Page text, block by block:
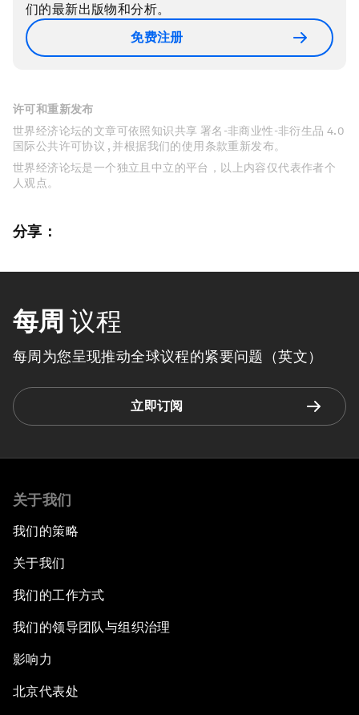
们的最新出版物和分析。
免费注册
许可和重新发布
世界经济论坛的文章可依照知识共享 署名-非商业性-非衍生品 4.0
国际公共许可协议 , 并根据我们的使用条款重新发布。
世界经济论坛是一个独立且中立的平台，以上内容仅代表作者个
人观点。
分享：
每周 议程
每周为您呈现推动全球议程的紧要问题（英文）
立即订阅
关于我们
我们的策略
关于我们
我们的工作方式
我们的领导团队与组织治理
影响力
北京代表处